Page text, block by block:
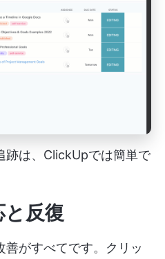
跡は、ClickUpでは簡単で
反復
がすべてです。クリッ